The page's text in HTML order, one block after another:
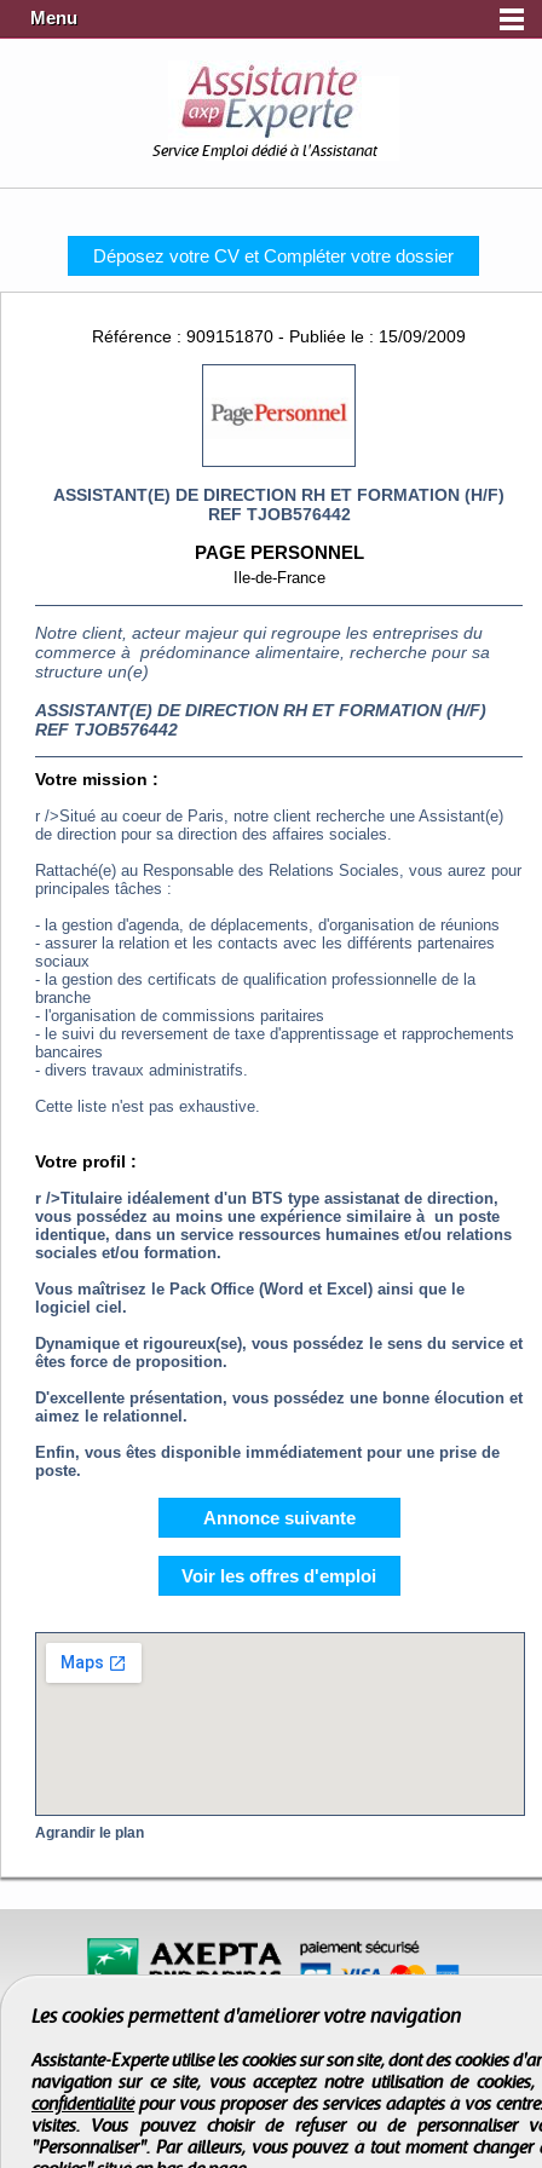
Menu
Service Emploi dédié à l'Assistanat
Déposez votre CV et Compléter votre dossier
Référence : 909151870 - Publiée le : 15/09/2009
ASSISTANT(E) DE DIRECTION RH ET FORMATION (H/F)
REF TJOB576442
PAGE PERSONNEL
Ile-de-France
Notre client, acteur majeur qui regroupe les entreprises du
commerce à prédominance alimentaire, recherche pour sa
structure un(e)
ASSISTANT(E) DE DIRECTION RH ET FORMATION (H/F)
REF TJOB576442
Votre mission :
r />Situé au coeur de Paris, notre client recherche une Assistant(e)
de direction pour sa direction des affaires sociales.
Rattaché(e) au Responsable des Relations Sociales, vous aurez pour
principales tâches :
- la gestion d'agenda, de déplacements, d'organisation de réunions
- assurer la relation et les contacts avec les différents partenaires
sociaux
- la gestion des certificats de qualification professionnelle de la
branche
- l'organisation de commissions paritaires
- le suivi du reversement de taxe d'apprentissage et rapprochements
bancaires
- divers travaux administratifs.
Cette liste n'est pas exhaustive.
Votre profil :
r />Titulaire idéalement d'un BTS type assistanat de direction,
vous possédez au moins une expérience similaire à un poste
identique, dans un service ressources humaines et/ou relations
sociales et/ou formation.
Vous maîtrisez le Pack Office (Word et Excel) ainsi que le
logiciel ciel.
Dynamique et rigoureux(se), vous possédez le sens du service et
êtes force de proposition.
D'excellente présentation, vous possédez une bonne élocution et
aimez le relationnel.
Enfin, vous êtes disponible immédiatement pour une prise de
poste.
Annonce suivante
Voir les offres d'emploi
Agrandir le plan
Les cookies permettent d'améliorer votre navigation
Assistante-Experte utilise les cookies sur son site, dont des cookies
navigation sur ce site, vous acceptez notre utilisation de
confidentialitépour vous proposer des services adaptés à vos
visites. Vous pouvez choisir de refuser ou de
"Personnaliser". Par ailleurs, vous pouvez à tout moment